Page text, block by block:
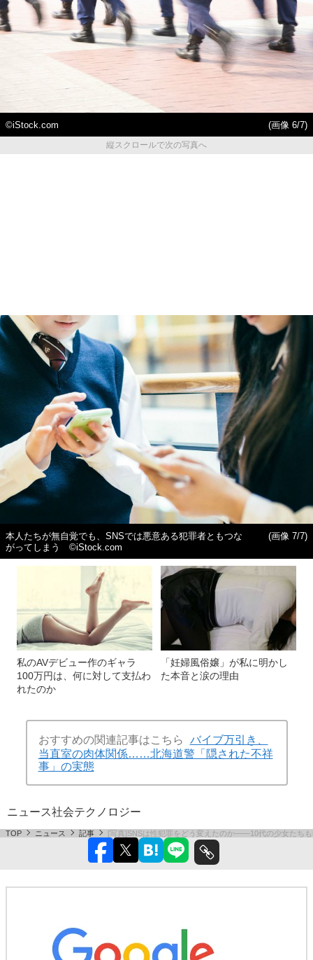
©iStock.com
(画像 6/7)
縦スクロールで次の写真へ
本人たちが無自覚でも、SNSでは悪意ある犯罪者ともつな
がってしまう ©iStock.com
(画像 7/7)
私のAVデビュー作のギャラ
100万円は、何に対して支払わ
れたのか
「妊婦風俗嬢」が私に明かし
た本音と涙の理由
おすすめの関連記事はこちら
バイブ万引き、
当直室の肉体関係……北海道警「隠された不祥
事」の実態
ニュース社会テクノロジー
TOP ニュース 記事 [写真]SNSは性犯罪をどう変えたのか――10代の少女たち